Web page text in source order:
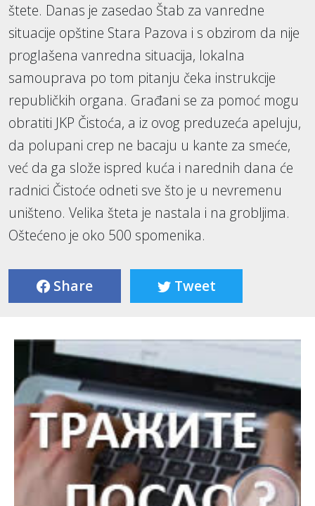
štete. Danas je zasedao Štab za vanredne
situacije opštine Stara Pazova i s obzirom da nije
proglašena vanredna situacija, lokalna
samouprava po tom pitanju čeka instrukcije
republičkih organa. Građani se za pomoć mogu
obratiti JKP Čistoća, a iz ovog preduzeća apeluju,
da polupani crep ne bacaju u kante za smeće,
već da ga slože ispred kuća i narednih dana će
radnici Čistoće odneti sve što je u nevremenu
uništeno. Velika šteta je nastala i na grobljima.
Oštećeno je oko 500 spomenika.
Share Tweet